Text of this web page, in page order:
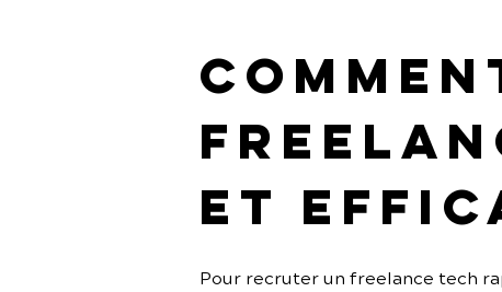
et
Pour recruter un freelance tech